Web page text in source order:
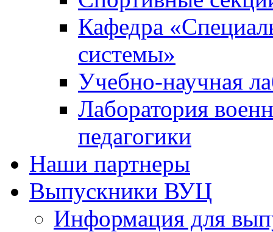
Кафедра
системы»
Учебно-научная
Лаборатория
педагогики
Наши партнеры
Выпускники ВУЦ
Информация для